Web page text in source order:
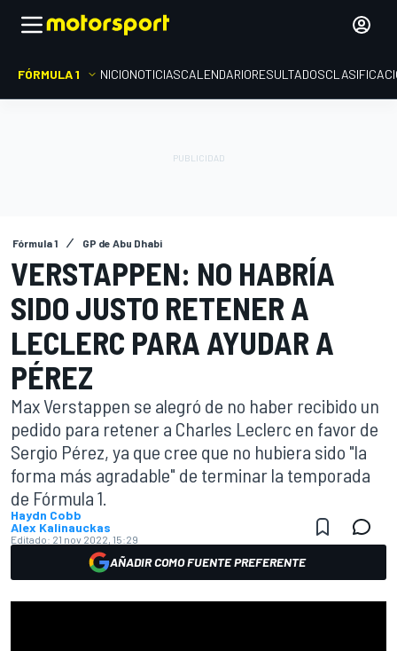
FÓRMULA 1 INICIONOTICIASCALENDARIORESULTADOS
Fórmula 1 GP de Abu Dhabi
VERSTAPPEN: NO HABRÍA
SIDO JUSTO RETENER A
LECLERC PARA AYUDAR A
PÉREZ
Max Verstappen se alegró de no haber recibido un
pedido para retener a Charles Leclerc en favor de
Sergio Pérez, ya que cree que no hubiera sido "la
forma más agradable" de terminar la temporada
de Fórmula 1.
Haydn Cobb
Alex Kalinauckas
Editado: 21 nov 2022, 15:29
AÑADIR COMO FUENTE PREFERENTE